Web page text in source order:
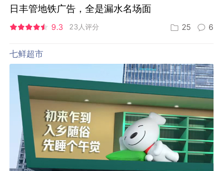
日丰管地铁广告，全是漏水名场面
9.3 23人评分 25 6
七鲜超市